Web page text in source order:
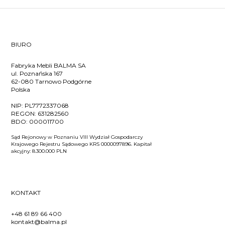
BIURO
Fabryka Mebli BALMA SA
ul. Poznańska 167
62-080 Tarnowo Podgórne
Polska
NIP: PL7772337068
REGON: 631282560
BDO: 000011700
Sąd Rejonowy w Poznaniu VIII Wydział Gospodarczy
Krajowego Rejestru Sądowego KRS 0000097896. Kapitał
akcyjny: 8.300.000 PLN
KONTAKT
+48 61 89 66 400
kontakt@balma.pl